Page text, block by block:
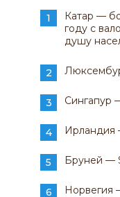
Катар —
году с
душу
Сингапур
Ирландия
Бруней —
Норвегия